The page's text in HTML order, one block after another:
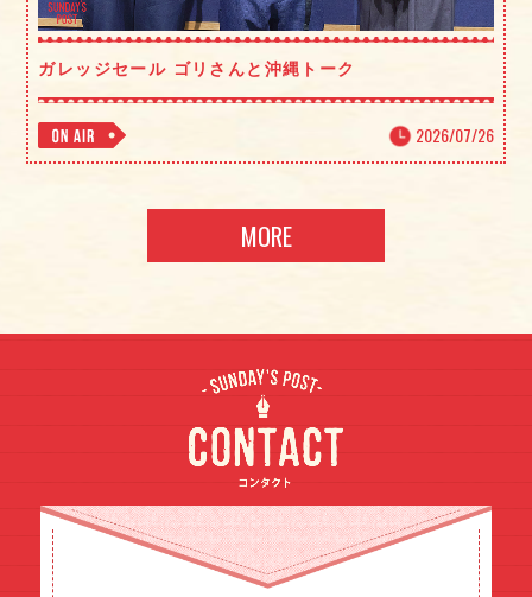
ガレッジセール ゴリさんと沖縄トーク
2026/07/26
MORE